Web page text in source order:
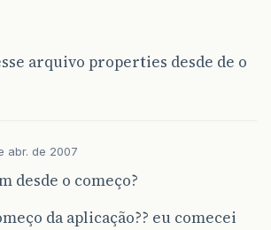
arquivo properties desde de o
abr. de 2007
desde o começo?
da aplicação?? eu comecei